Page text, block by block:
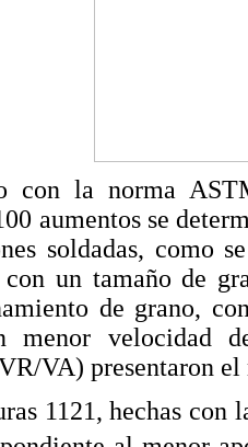
con la norma
aumentos se
soldadas, como
con un tamaño de
de grano,
menor velocidad
VA) presentaron el
1121, hechas